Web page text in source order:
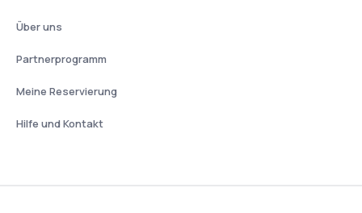
Über uns
Partnerprogramm
Meine Reservierung
Hilfe und Kontakt